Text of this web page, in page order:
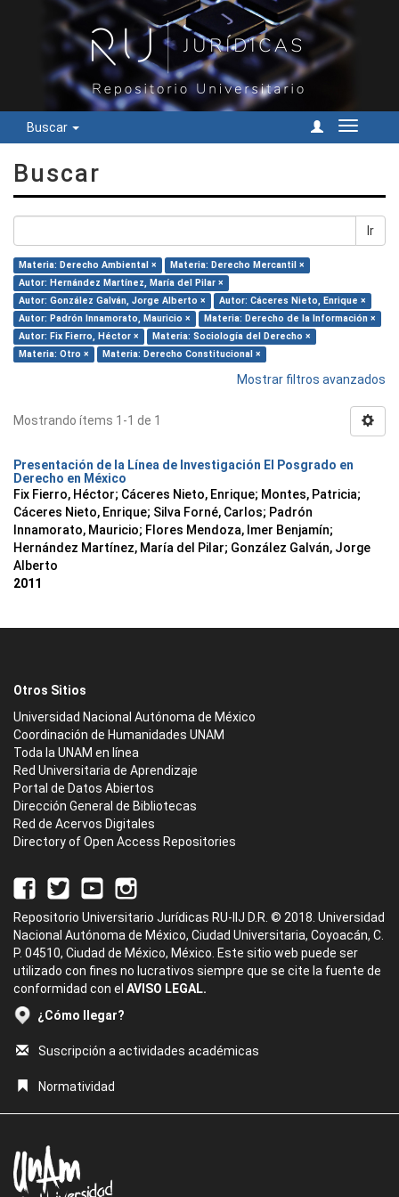
Buscar
Cambiar
Buscar
Ir
Materia: Derecho Ambiental ×
Materia: Derecho Mercantil ×
Autor: Hernández Martínez, María del Pilar ×
Autor: González Galván, Jorge Alberto ×
Autor: Cáceres Nieto, Enrique ×
Autor: Padrón Innamorato, Mauricio ×
Materia: Derecho de la Información ×
Autor: Fix Fierro, Héctor ×
Materia: Sociología del Derecho ×
Materia: Otro ×
Materia: Derecho Constitucional ×
Mostrar filtros avanzados
Mostrando ítems 1-1 de 1
Presentación de la Línea de Investigación El Posgrado en
Derecho en México
Fix Fierro, Héctor; Cáceres Nieto, Enrique; Montes, Patricia;
Cáceres Nieto, Enrique; Silva Forné, Carlos; Padrón
Innamorato, Mauricio; Flores Mendoza, Imer Benjamín;
Hernández Martínez, María del Pilar; González Galván, Jorge
Alberto
2011
Otros Sitios
Universidad Nacional Autónoma de México
Coordinación de Humanidades UNAM
Toda la UNAM en línea
Red Universitaria de Aprendizaje
Portal de Datos Abiertos
Dirección General de Bibliotecas
Red de Acervos Digitales
Directory of Open Access Repositories
Repositorio Universitario Jurídicas RU-IIJ D.R. © 2018. Universidad
Nacional Autónoma de México, Ciudad Universitaria, Coyoacán, C.
P. 04510, Ciudad de México, México. Este sitio web puede ser
utilizado con fines no lucrativos siempre que se cite la fuente de
conformidad con el AVISO LEGAL.
¿Cómo llegar?
Suscripción a actividades académicas
Normatividad